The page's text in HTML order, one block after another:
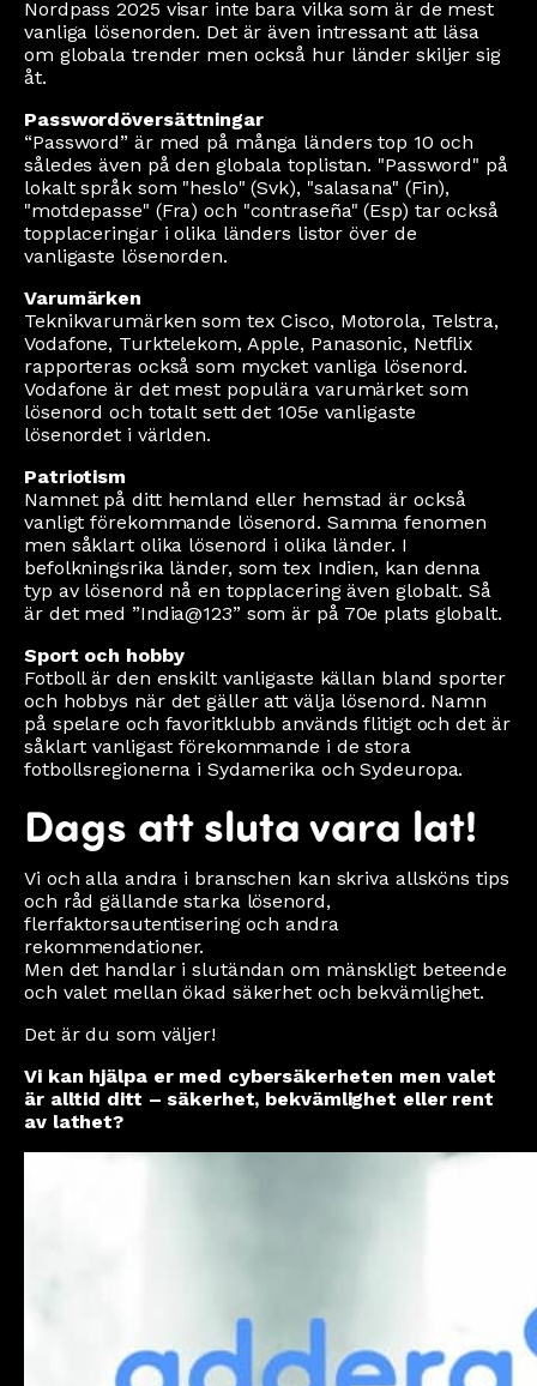
Nordpass 2025 visar inte bara vilka som är de mest
vanliga lösenorden. Det är även intressant att läsa
om globala trender men också hur länder skiljer sig
åt.
Passwordöversättningar
“Password” är med på många länders top 10 och
således även på den globala toplistan. "Password" på
lokalt språk som "heslo" (Svk), "salasana" (Fin),
"motdepasse" (Fra) och "contraseña" (Esp) tar också
topplaceringar i olika länders listor över de
vanligaste lösenorden.
Varumärken
Teknikvarumärken som tex Cisco, Motorola, Telstra,
Vodafone, Turktelekom, Apple, Panasonic, Netflix
rapporteras också som mycket vanliga lösenord.
Vodafone är det mest populära varumärket som
lösenord och totalt sett det 105e vanligaste
lösenordet i världen.
Patriotism
Namnet på ditt hemland eller hemstad är också
vanligt förekommande lösenord. Samma fenomen
men såklart olika lösenord i olika länder. I
befolkningsrika länder, som tex Indien, kan denna
typ av lösenord nå en topplacering även globalt. Så
är det med ”India@123” som är på 70e plats globalt.
Sport och hobby
Fotboll är den enskilt vanligaste källan bland sporter
och hobbys när det gäller att välja lösenord. Namn
på spelare och favoritklubb används flitigt och det är
såklart vanligast förekommande i de stora
fotbollsregionerna i Sydamerika och Sydeuropa.
Dags att sluta vara lat!
Vi och alla andra i branschen kan skriva allsköns tips
och råd gällande starka lösenord,
flerfaktorsautentisering och andra
rekommendationer.
Men det handlar i slutändan om mänskligt beteende
och valet mellan ökad säkerhet och bekvämlighet.
Det är du som väljer!
Vi kan hjälpa er med cybersäkerheten men valet
är alltid ditt – säkerhet, bekvämlighet eller rent
av lathet?